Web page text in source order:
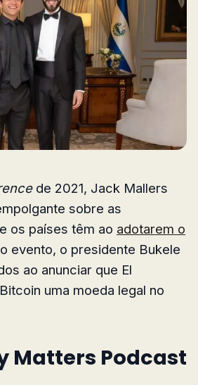
de 2021, Jack Mallers
sobre as
os países têm ao adotarem o
evento, o presidente Bukele
ao anunciar que El
uma moeda legal no
Matters Podcast